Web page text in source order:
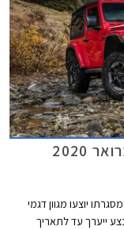
יוצעו מגוון דגמי
ייערך עד לתאריך